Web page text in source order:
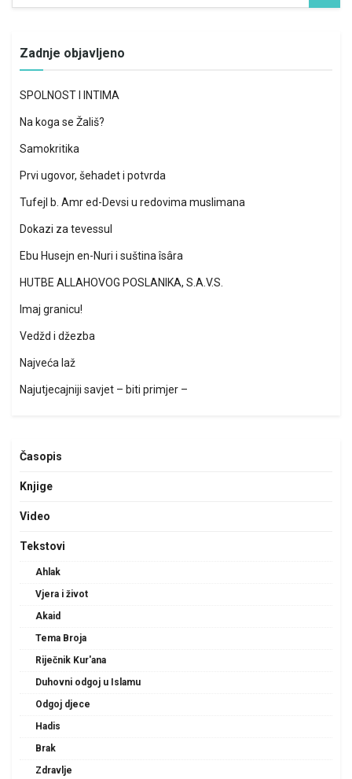
Zadnje objavljeno
SPOLNOST I INTIMA
Na koga se Žališ?
Samokritika
Prvi ugovor, šehadet i potvrda
Tufejl b. Amr ed-Devsi u redovima muslimana
Dokazi za tevessul
Ebu Husejn en-Nuri i suština îsâra
HUTBE ALLAHOVOG POSLANIKA, S.A.V.S.
Imaj granicu!
Vedžd i džezba
Najveća laž
Najutjecajniji savjet – biti primjer –
Časopis
Knjige
Video
Tekstovi
Ahlak
Vjera i život
Akaid
Tema Broja
Riječnik Kur'ana
Duhovni odgoj u Islamu
Odgoj djece
Hadis
Brak
Zdravlje